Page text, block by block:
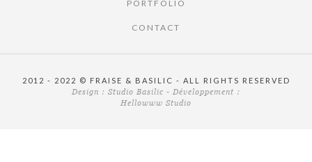
PORTFOLIO
CONTACT
2012 - 2022 © FRAISE & BASILIC - ALL RIGHTS RESERVED
Design : Studio Basilic - Développement :
Hellowww Studio